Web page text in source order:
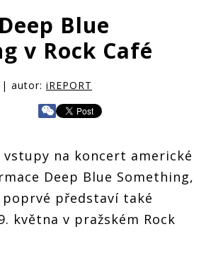
Blue
v Rock Café
| autor: iREPORT
vstupy na koncert americké
Deep Blue Something,
představí také
května v pražském Rock